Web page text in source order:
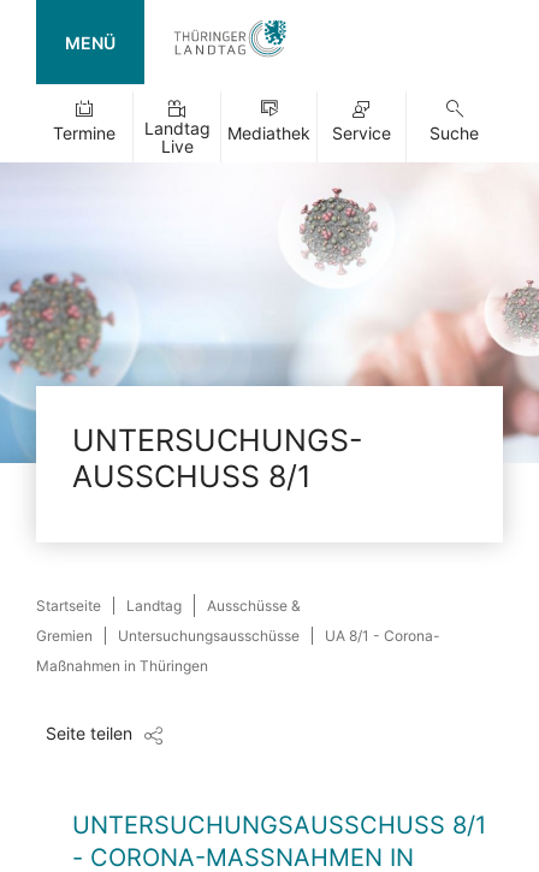
MENÜ
Termine
Landtag
Live
Mediathek Service Suche
UNTERSUCHUNGS-
AUSSCHUSS 8/1
Startseite Landtag
Ausschüsse &
Gremien
Untersuchungsausschüsse
UA 8/1 - Corona-
Maßnahmen in Thüringen
Seite teilen
UNTERSUCHUNGSAUSSCHUSS 8/1
- CORONA-MASSNAHMEN IN T